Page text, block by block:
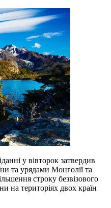
у вівторок затвердив
та урядами Монголії та
строку безвізового
на територіях двох країн